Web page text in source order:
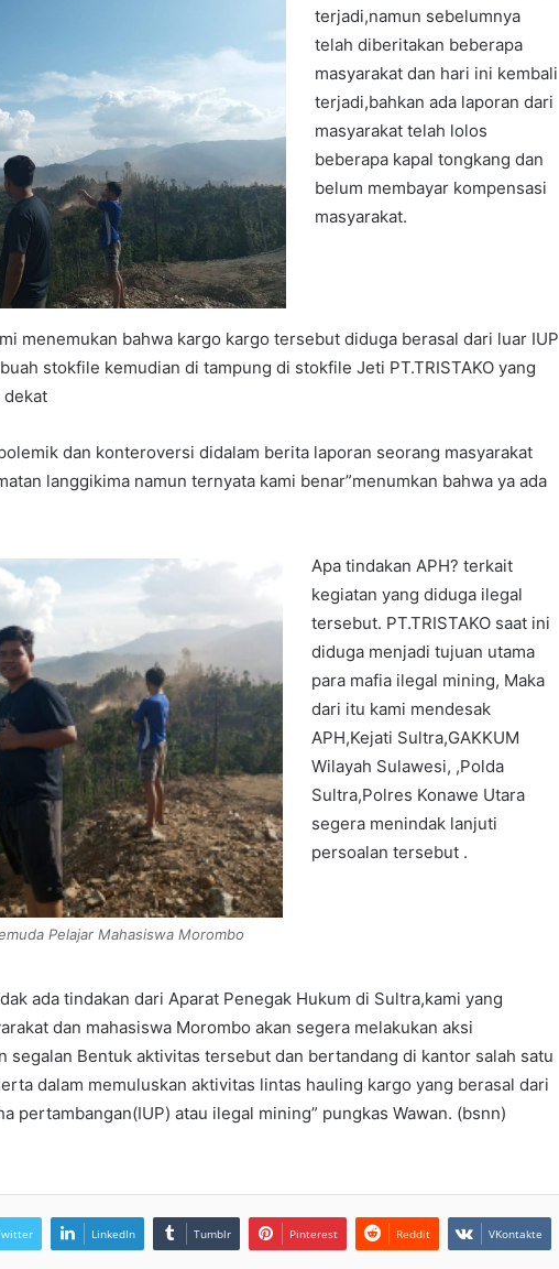
terjadi,namun sebelumnya
telah diberitakan beberapa
masyarakat dan hari ini kembali
terjadi,bahkan ada laporan dari
masyarakat telah lolos
beberapa kapal tongkang dan
belum membayar kompensasi
masyarakat.
menemukan bahwa kargo kargo tersebut diduga berasal dari luar IUP
stokfile kemudian di tampung di stokfile Jeti PT.TRISTAKO yang
dekat
dan konteroversi didalam berita laporan seorang masyarakat
langgikima namun ternyata kami benar”menumkan bahwa ya ada
Pelajar Mahasiswa Morombo
Apa tindakan APH? terkait
kegiatan yang diduga ilegal
tersebut. PT.TRISTAKO saat ini
diduga menjadi tujuan utama
para mafia ilegal mining, Maka
dari itu kami mendesak
APH,Kejati Sultra,GAKKUM
Wilayah Sulawesi, ,Polda
Sultra,Polres Konawe Utara
segera menindak lanjuti
persoalan tersebut .
ada tindakan dari Aparat Penegak Hukum di Sultra,kami yang
dan mahasiswa Morombo akan segera melakukan aksi
segalan Bentuk aktivitas tersebut dan bertandang di kantor salah satu
dalam memuluskan aktivitas lintas hauling kargo yang berasal dari
pertambangan(IUP) atau ilegal mining” pungkas Wawan. (bsnn)
LinkedIn Tumblr Pinterest Reddit VKontakte